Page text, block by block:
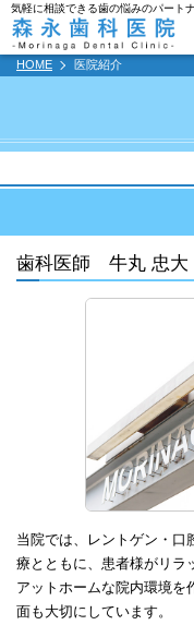
気軽に相談できる歯の悩みのパート
HOME 医院紹介
歯科医師 牛丸 忠大
当院では、レントゲン・口
療とともに、患者様がリラ
アットホームな院内環境を
面も大切にしています。